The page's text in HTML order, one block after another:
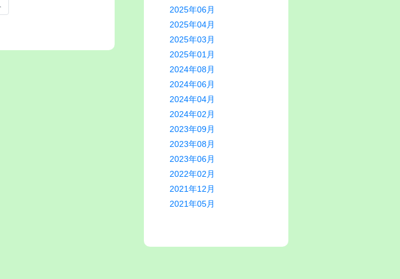
2025年06月
2025年04月
2025年03月
2025年01月
2024年08月
2024年06月
2024年04月
2024年02月
2023年09月
2023年08月
2023年06月
2022年02月
2021年12月
2021年05月